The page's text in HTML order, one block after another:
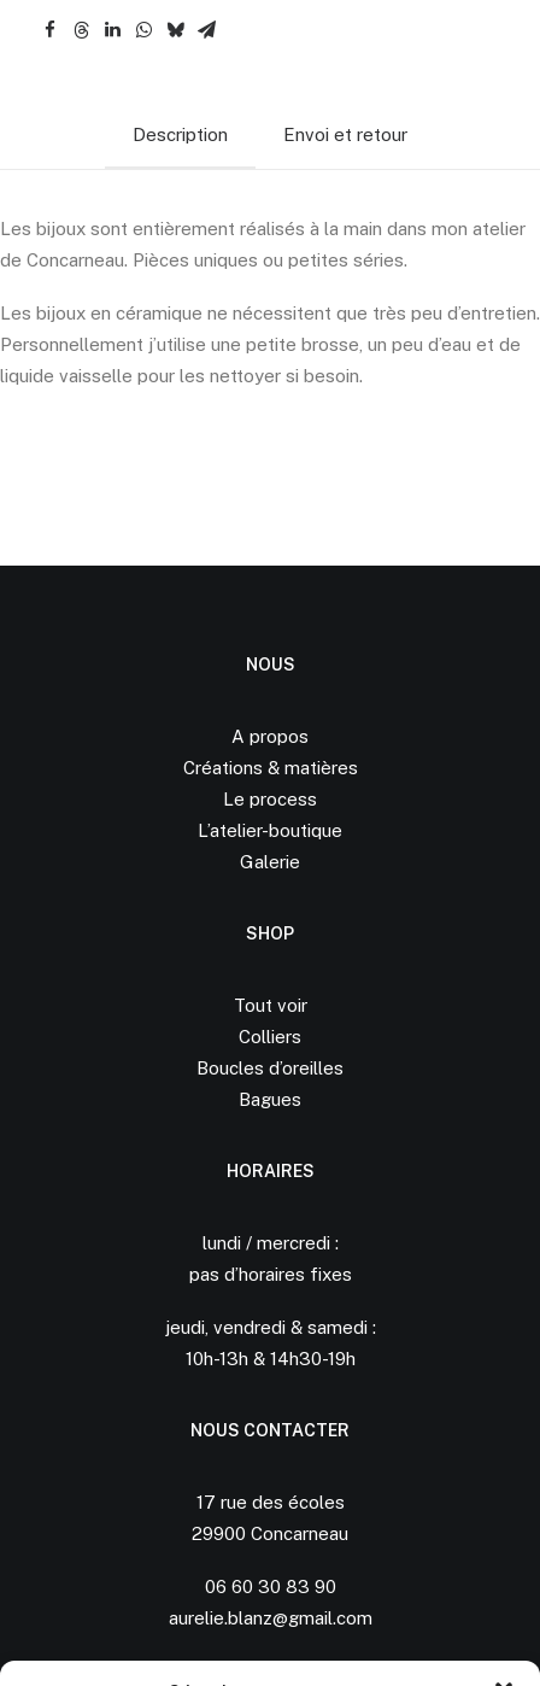
Description Envoi et retour
Les bijoux sont entièrement réalisés à la main dans mon atelier
de Concarneau. Pièces uniques ou petites séries.
Les bijoux en céramique ne nécessitent que très peu d’entretien.
Personnellement j’utilise une petite brosse, un peu d’eau et de
liquide vaisselle pour les nettoyer si besoin.
NOUS
A propos
Créations & matières
Le process
L’atelier-boutique
Galerie
SHOP
Tout voir
Colliers
Boucles d’oreilles
Bagues
HORAIRES
lundi / mercredi :
pas d’horaires fixes
jeudi, vendredi & samedi :
10h-13h & 14h30-19h
NOUS CONTACTER
17 rue des écoles
29900 Concarneau
06 60 30 83 90
aurelie.blanz@gmail.com